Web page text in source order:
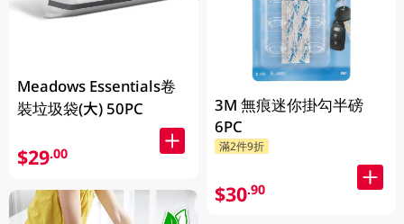
Meadows Essentials卷
裝垃圾袋(大) 50PC
$29.00
3M 無痕迷你掛勾半磅
6PC
滿2件9折
$30.90